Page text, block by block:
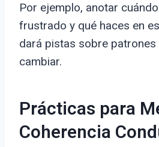
Por ejemplo, anotar
frustrado y qué haces en
dará pistas sobre
cambiar.
Prácticas para
Coherencia